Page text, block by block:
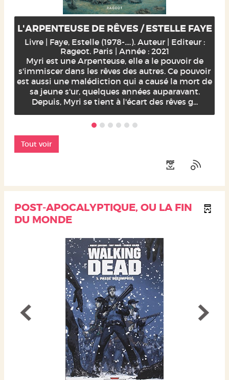
L'ARPENTEUSE DE RÊVES / ESTELLE FAYE
Livre | Faye, Estelle (1978-....). Auteur | Editeur :
Rageot. Paris | Année : 2021
Myri est une Arpenteuse, elle a le pouvoir de
s'immiscer dans les rêves des autres. Ce pouvoir
est aussi une malédiction qui a causé la mort de
sa jeune s'ur, quelques années auparavant.
Depuis, Myri se tient à l'écart des rêves g...
Tout voir
POST-APOCALYPTIQUE, OU LA FIN
DU MONDE